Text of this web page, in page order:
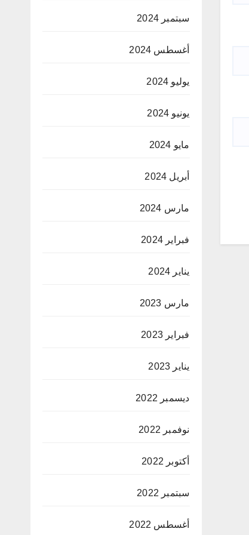
سبتمبر 2024
أغسطس 2024
يوليو 2024
يونيو 2024
مايو 2024
أبريل 2024
مارس 2024
فبراير 2024
يناير 2024
مارس 2023
فبراير 2023
يناير 2023
ديسمبر 2022
نوفمبر 2022
أكتوبر 2022
سبتمبر 2022
أغسطس 2022